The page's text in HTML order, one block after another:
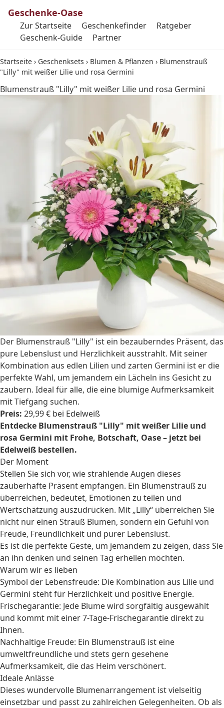
Geschenke-Oase
Zur Startseite Geschenkefinder
Ratgeber
Geschenk-Guide
Partner
Startseite › Geschenksets › Blumen & Pflanzen › Blumenstrauß
"Lilly" mit weißer Lilie und rosa Germini
Blumenstrauß "Lilly" mit weißer Lilie und rosa Germini
Der Blumenstrauß "Lilly" ist ein bezauberndes Präsent, das
pure Lebenslust und Herzlichkeit ausstrahlt. Mit seiner
Kombination aus edlen Lilien und zarten Germini ist er die
perfekte Wahl, um jemandem ein Lächeln ins Gesicht zu
zaubern. Ideal für alle, die eine blumige Aufmerksamkeit
mit Tiefgang suchen.
Preis: 29,99 € bei Edelweiß
Entdecke Blumenstrauß "Lilly" mit weißer Lilie und
rosa Germini mit Frohe, Botschaft, Oase – jetzt bei
Edelweiß bestellen.
Der Moment
Stellen Sie sich vor, wie strahlende Augen dieses
zauberhafte Präsent empfangen. Ein Blumenstrauß zu
überreichen, bedeutet, Emotionen zu teilen und
Wertschätzung auszudrücken. Mit „Lilly“ überreichen Sie
nicht nur einen Strauß Blumen, sondern ein Gefühl von
Freude, Freundlichkeit und purer Lebenslust.
Es ist die perfekte Geste, um jemandem zu zeigen, dass Sie
an ihn denken und seinen Tag erhellen möchten.
Warum wir es lieben
Symbol der Lebensfreude: Die Kombination aus Lilie und
Germini steht für Herzlichkeit und positive Energie.
Frischegarantie: Jede Blume wird sorgfältig ausgewählt
und kommt mit einer 7-Tage-Frischegarantie direkt zu
Ihnen.
Nachhaltige Freude: Ein Blumenstrauß ist eine
umweltfreundliche und stets gern gesehene
Aufmerksamkeit, die das Heim verschönert.
Ideale Anlässe
Dieses wundervolle Blumenarrangement ist vielseitig
einsetzbar und passt zu zahlreichen Gelegenheiten. Ob als